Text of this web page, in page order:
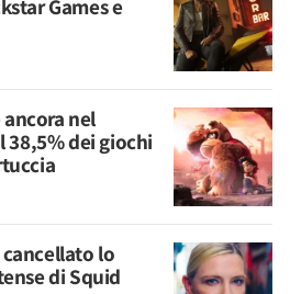
Games e
nel
dei giochi
lo
di Squid